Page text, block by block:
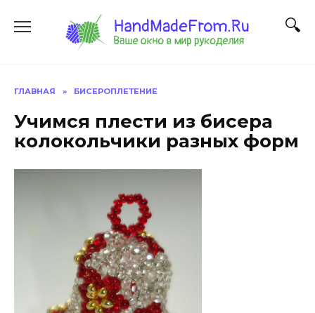
содержанию
ГЛАВНАЯ » БИСЕРОПЛЕТЕНИЕ
Учимся плести из бисера
колокольчики разных форм